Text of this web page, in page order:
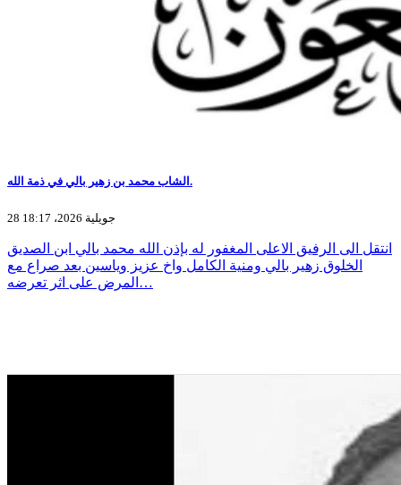
الشاب محمد بن زهير بالي في ذمة الله.
28 جويلية 2026، 18:17
انتقل الى الرفيق الاعلى المغفور له بإذن الله محمد بالي ابن الصديق
الخلوق زهير بالي ومنية الكامل واخ عزيز وياسين بعد صراع مع
المرض على اثر تعرضه…